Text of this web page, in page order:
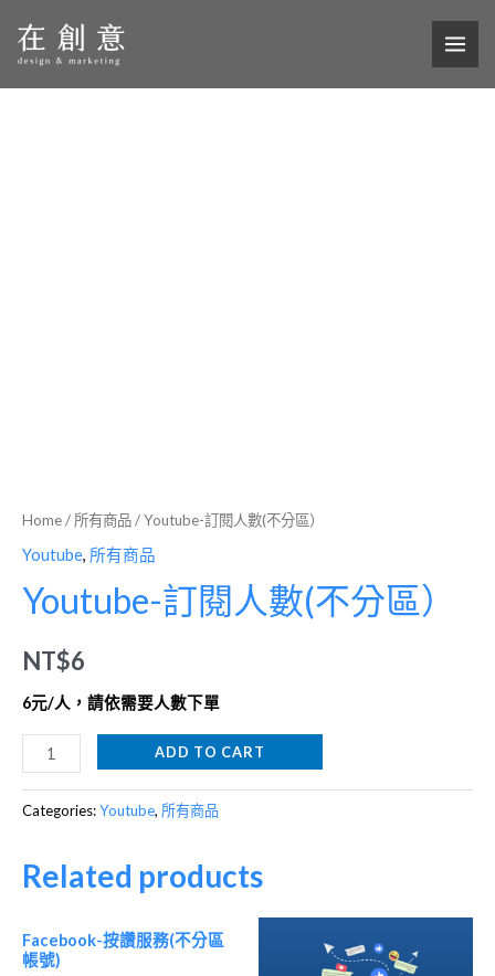
Home/ 所有商品/ Youtube-訂閱人數(不分區）
Youtube, 所有商品
Youtube-訂閱人數(不分區）
NT$6
6元/人，請依需要人數下單
Youtube-
訂
ADD TO CART
Categories:Youtube, 所有商品
Related products
Facebook-按讚服務(不分區
帳號)